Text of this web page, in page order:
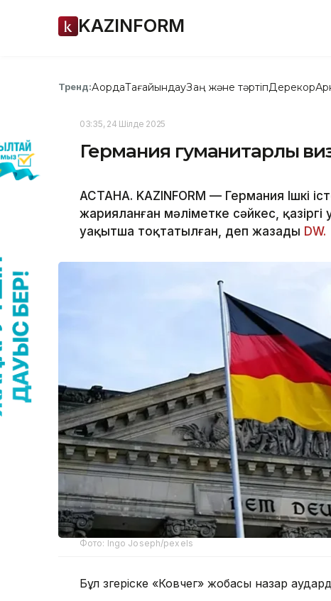
KAZINFORM
Тренд:АқордаТағайындауЗаң және тәртіпДерекқор
03:35, 24 Шілде 2025
Германия гуманитарлық
АСТАНА. KAZINFORM — Германия Ішкі
жарияланған мәліметке сәйкес,
уақытша тоқтатылған, деп жазады DW.
Фото: Ingo Joseph/pexels
Бұл өзгеріске «Ковчег» жобасы назар